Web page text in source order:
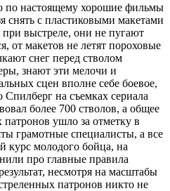
по настоящему хорошие фильмы
снять с пластиковыми макетами
выстреле, они не пугают
от макетов не летят пороховые
снег перед стволом
знают эти мелочи и
сцен вполне себе боевое,
на съемках сериала
более 700 стволов, а общее
патронов ушло за отметку в
грамотные специалисты, а все
курс молодого бойца, на
про главные правила
несмотря на масштабы
патронов никто не